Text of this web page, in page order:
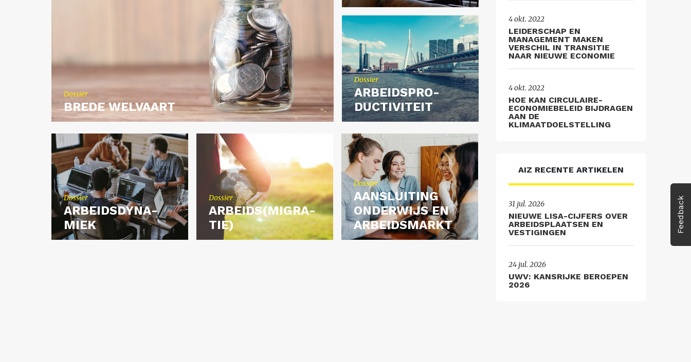
Feedback
Dos­sier
BREDE WEL­VAART
Dos­sier
AR­BEIDS­PRO­
DUC­TI­VI­TEIT
Dos­sier
AR­BEIDS­DY­NA­
MIEK
Dos­sier
AR­BEIDS(MI­GRA­
TIE)
Dos­sier
AAN­SLUI­TING
ON­DER­WIJS EN
AR­BEIDS­MARKT
4 okt. 2022
LEIDERSCHAP EN
MANAGEMENT MAKEN
VERSCHIL IN TRANSITIE
NAAR NIEUWE ECONOMIE
4 okt. 2022
HOE KAN CIRCULAIRE-
ECONOMIEBELEID BIJDRAGEN
AAN DE
KLIMAATDOELSTELLING
AIZ RECENTE ARTIKELEN
31 jul. 2026
NIEUWE LISA-CIJFERS OVER
ARBEIDSPLAATSEN EN
VESTIGINGEN
24 jul. 2026
UWV: KANSRIJKE BEROEPEN
2026